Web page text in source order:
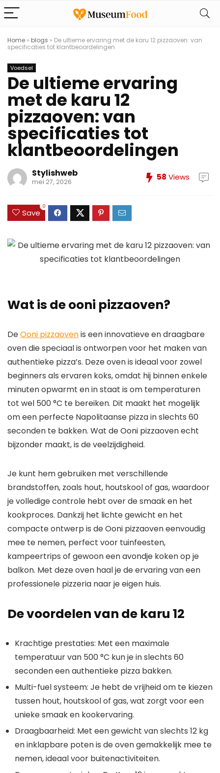
Home » blogs » De ultieme ervaring met de karu 12 pizzaoven: van
specificaties tot klantbeoordelingen
Voedsel
De ultieme ervaring
met de karu 12
pizzaoven: van
specificaties tot
klantbeoordelingen
Stylishweb
mei 27, 2026 58 Views
Save
0
Wat is de ooni pizzaoven?
DeOoni pizzaovenis een innovatieve en draagbare
oven die speciaal is ontworpen voor het maken van
authentieke pizza’s. Deze oven is ideaal voor zowel
beginners als ervaren koks, omdat hij binnen enkele
minuten opwarmt en in staat is om temperaturen
tot wel 500 °C te bereiken. Dit maakt het mogelijk
om een perfecte Napolitaanse pizza in slechts 60
seconden te bakken. Wat de Ooni pizzaoven echt
bijzonder maakt, is de veelzijdigheid.
Je kunt hem gebruiken met verschillende
brandstoffen, zoals hout, houtskool of gas, waardoor
je volledige controle hebt over de smaak en het
kookproces. Dankzij het lichte gewicht en het
compacte ontwerp is de Ooni pizzaoven eenvoudig
mee te nemen, perfect voor tuinfeesten,
kampeertrips of gewoon een avondje koken op je
balkon. Met deze oven haal je de ervaring van een
professionele pizzeria naar je eigen huis.
De voordelen van de karu 12
Krachtige prestaties: Met een maximale
temperatuur van 500 °C kun je in slechts 60
seconden een authentieke pizza bakken.
Multi-fuel systeem: Je hebt de vrijheid om te kiezen
tussen hout, houtskool of gas, wat zorgt voor een
unieke smaak en kookervaring.
Draagbaarheid: Met een gewicht van slechts 12 kg
en inklapbare poten is de oven gemakkelijk mee te
nemen, ideaal voor buitenactiviteiten.